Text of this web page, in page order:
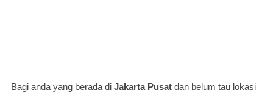
Bagi anda yang berada di Jakarta Pusat dan belum tau lokasi